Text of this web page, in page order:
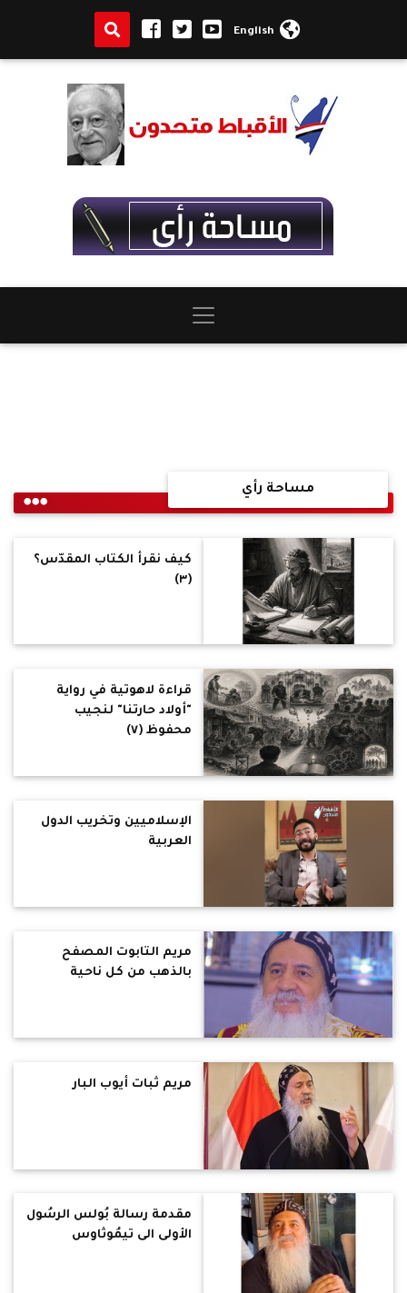
English
مساحة رأي
كيف نقرأ الكتاب المقدّس؟
(٣)
قراءةٌ لاهوتية في رواية
"أولاد حارتنا" لنجيب
محفوظ (٧)
الإسلاميين وتخريب الدول
العربية
مريم التابوت المصفح
بالذهب من كل ناحية
مريم ثبات أيوب البار
مقدمة رسالة بُولس الرسُول
الأولى الى تيمُوثاوس